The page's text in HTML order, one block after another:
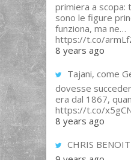
primiera a scopa:
sono le figure
funziona, ma ne…
https://t.co/
8 years ago
Tajani, come
dovesse
era dal 1867,
https://t.co/
8 years ago
CHRIS BENOIT